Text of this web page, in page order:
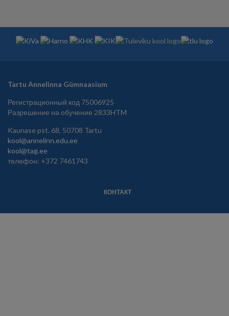
Tartu Annelinna Gümnaasium
Регистрационный код 75006925
Разрешение на обучение 2833HTM
Kaunase pst. 68, 50708 Tartu
kool@annelinn.edu.ee
kool@tag.ee
телефон: +372 7461743
КОНТАКТ